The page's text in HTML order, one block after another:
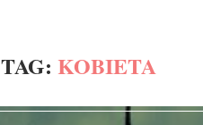
TAG: KOBIETA